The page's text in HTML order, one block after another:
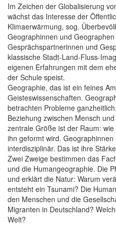
Im Zeichen der Globalisierung
wächst das Interesse der
Klimaerwärmung, sog.
Geographinnen und
Gesprächspartnerinnen und
klassische Stadt-Land-Fluss-
eigenen Erfahrungen mit dem
der Schule speist.
Geographie, das ist ein feines
Geisteswissenschaften.
betrachten Probleme
Beziehung zwischen Mensch
zentrale Größe ist der Raum:
ihn geformt wird.
interdisziplinär. Das ist ihre
Zwei Zweige bestimmen das
und die Humangeographie. Die
und erklärt die Natur: Warum
entsteht ein Tsunami? Die
den Menschen und die
Migranten in Deutschland?
Welt?